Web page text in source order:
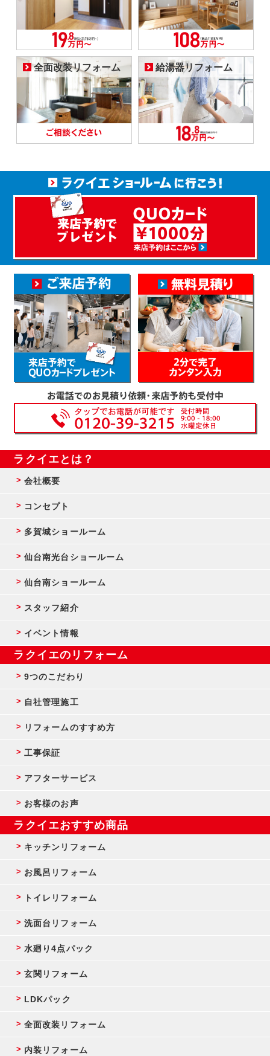
全面改装リフォーム 給湯器リフォーム
ラクイエとは？
会社概要
コンセプト
多賀城ショールーム
仙台南光台ショールーム
仙台南ショールーム
スタッフ紹介
イベント情報
ラクイエのリフォーム
9つのこだわり
自社管理施工
リフォームのすすめ方
工事保証
アフターサービス
お客様のお声
ラクイエおすすめ商品
キッチンリフォーム
お風呂リフォーム
トイレリフォーム
洗面台リフォーム
水廻り4点パック
玄関リフォーム
LDKパック
全面改装リフォーム
内装リフォーム